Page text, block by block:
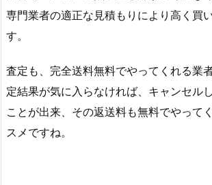
専門業者の適正な見積もりにより高く買
す。
査定も、完全送料無料でやってくれる業
定結果が気に入らなければ、キャンセル
ことが出来、その返送料も無料でやって
スメですね。